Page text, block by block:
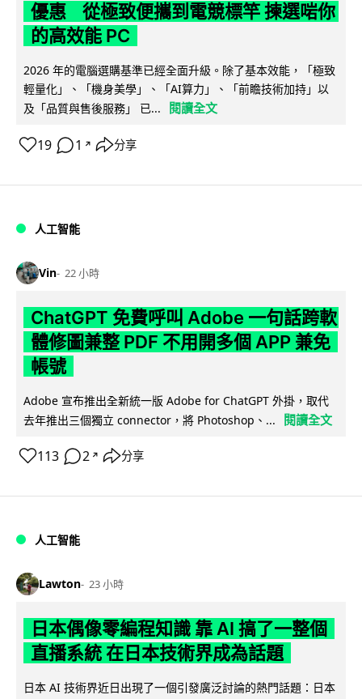
優惠 從極致便攜到電競標竿 揀選啱你
的高效能 PC
2026 年的電腦選購基準已經全面升級。除了基本效能，「極致
輕量化」、「機身美學」、「AI算力」、「前瞻技術加持」以
及「品質與售後服務」 已...
閱讀全文
19 1 ↗ 分享
人工智能
Vin 22 小時
ChatGPT 免費呼叫 Adobe 一句話跨軟
體修圖兼整 PDF 不用開多個 APP 兼免
帳號
Adobe 宣布推出全新統一版 Adobe for ChatGPT 外掛，取代
去年推出三個獨立 connector，將 Photoshop、...
閱讀全文
113 2 ↗ 分享
人工智能
Lawton 23 小時
日本偶像零編程知識 靠 AI 搞了一整個
直播系統 在日本技術界成為話題
日本 AI 技術界近日出現了一個引發廣泛討論的熱門話題：日本